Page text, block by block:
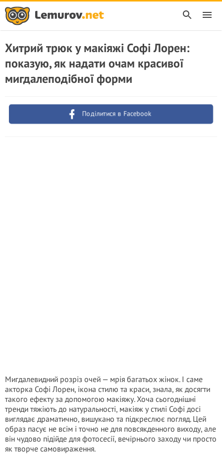
Хитрий трюк у макіяжі Софі Лорен:
показую, як надати очам красивої
мигдалеподібної форми
Поділитися в Facebook
Мигдалевидний розріз очей — мрія багатьох жінок. І саме
акторка Софі Лорен, ікона стилю та краси, знала, як досягти
такого ефекту за допомогою макіяжу. Хоча сьогоднішні
тренди тяжіють до натуральності, макіяж у стилі Софі досі
виглядає драматично, вишукано та підкреслює погляд. Цей
образ пасує не всім і точно не для повсякденного виходу, але
він чудово підійде для фотосесії, вечірнього заходу чи просто
як творче самовираження.